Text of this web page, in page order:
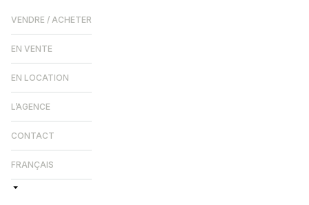
VENDRE / ACHETER
EN VENTE
EN LOCATION
L’AGENCE
CONTACT
FRANÇAIS